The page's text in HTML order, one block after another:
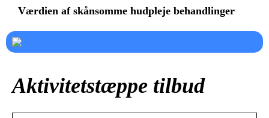
Værdien af skånsomme hudpleje behandlinger
Aktivitetstæppe tilbud